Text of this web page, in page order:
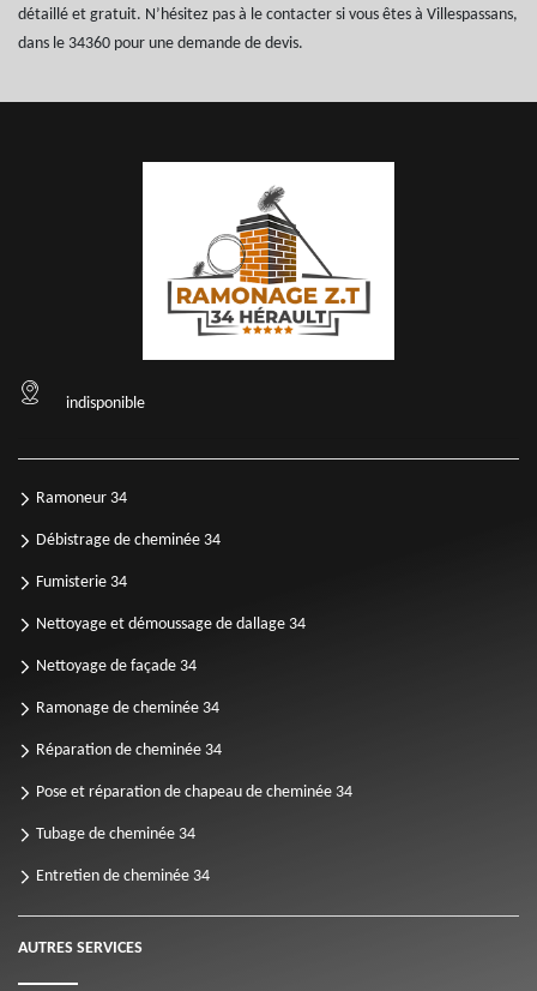
détaillé et gratuit. N’hésitez pas à le contacter si vous êtes à Villespassans,
dans le 34360 pour une demande de devis.
indisponible
Ramoneur 34
Débistrage de cheminée 34
Fumisterie 34
Nettoyage et démoussage de dallage 34
Nettoyage de façade 34
Ramonage de cheminée 34
Réparation de cheminée 34
Pose et réparation de chapeau de cheminée 34
Tubage de cheminée 34
Entretien de cheminée 34
AUTRES SERVICES